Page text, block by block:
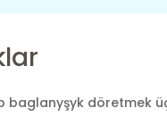
baglanyşyk döretmek